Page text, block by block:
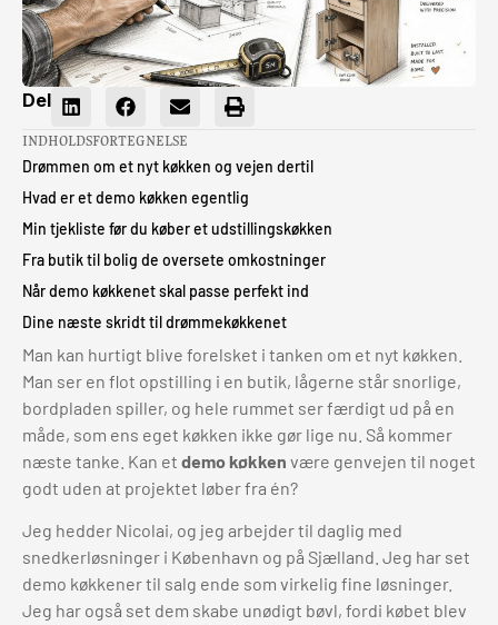
Del
INDHOLDSFORTEGNELSE
Drømmen om et nyt køkken og vejen dertil
Hvad er et demo køkken egentlig
Min tjekliste før du køber et udstillingskøkken
Fra butik til bolig de oversete omkostninger
Når demo køkkenet skal passe perfekt ind
Dine næste skridt til drømmekøkkenet
Man kan hurtigt blive forelsket i tanken om et nyt køkken.
Man ser en flot opstilling i en butik, lågerne står snorlige,
bordpladen spiller, og hele rummet ser færdigt ud på en
måde, som ens eget køkken ikke gør lige nu. Så kommer
næste tanke. Kan et demo køkken være genvejen til noget
godt uden at projektet løber fra én?
Jeg hedder Nicolai, og jeg arbejder til daglig med
snedkerløsninger i København og på Sjælland. Jeg har set
demo køkkener til salg ende som virkelig fine løsninger.
Jeg har også set dem skabe unødigt bøvl, fordi købet blev